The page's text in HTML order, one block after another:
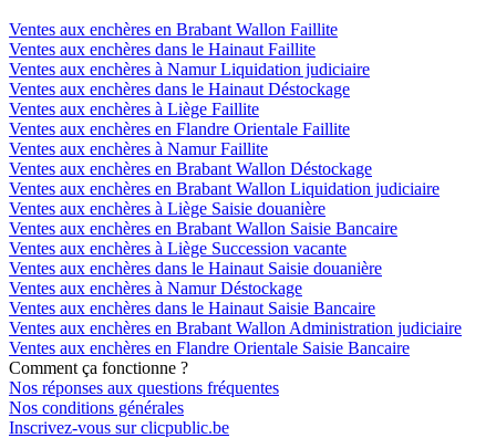
Ventes aux enchères en Brabant Wallon Faillite
Ventes aux enchères dans le Hainaut Faillite
Ventes aux enchères à Namur Liquidation judiciaire
Ventes aux enchères dans le Hainaut Déstockage
Ventes aux enchères à Liège Faillite
Ventes aux enchères en Flandre Orientale Faillite
Ventes aux enchères à Namur Faillite
Ventes aux enchères en Brabant Wallon Déstockage
Ventes aux enchères en Brabant Wallon Liquidation judiciaire
Ventes aux enchères à Liège Saisie douanière
Ventes aux enchères en Brabant Wallon Saisie Bancaire
Ventes aux enchères à Liège Succession vacante
Ventes aux enchères dans le Hainaut Saisie douanière
Ventes aux enchères à Namur Déstockage
Ventes aux enchères dans le Hainaut Saisie Bancaire
Ventes aux enchères en Brabant Wallon Administration judiciaire
Ventes aux enchères en Flandre Orientale Saisie Bancaire
Comment ça fonctionne ?
Nos réponses aux questions fréquentes
Nos conditions générales
Inscrivez-vous sur clicpublic.be